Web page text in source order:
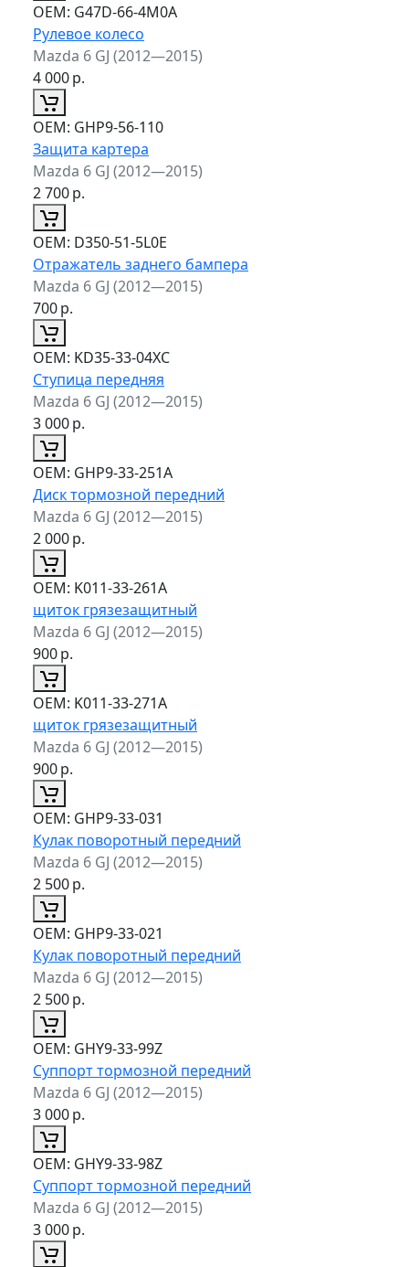
ОЕМ: G47D-66-4M0A
Рулевое колесо
Mazda 6 GJ (2012—2015)
4 000р.
ОЕМ: GHP9-56-110
Защита картера
Mazda 6 GJ (2012—2015)
2 700р.
ОЕМ: D350-51-5L0E
Отражатель заднего бампера
Mazda 6 GJ (2012—2015)
700р.
ОЕМ: KD35-33-04XC
Ступица передняя
Mazda 6 GJ (2012—2015)
3 000р.
ОЕМ: GHP9-33-251A
Диск тормозной передний
Mazda 6 GJ (2012—2015)
2 000р.
ОЕМ: K011-33-261A
щиток грязезащитный
Mazda 6 GJ (2012—2015)
900р.
ОЕМ: K011-33-271A
щиток грязезащитный
Mazda 6 GJ (2012—2015)
900р.
ОЕМ: GHP9-33-031
Кулак поворотный передний
Mazda 6 GJ (2012—2015)
2 500р.
ОЕМ: GHP9-33-021
Кулак поворотный передний
Mazda 6 GJ (2012—2015)
2 500р.
ОЕМ: GHY9-33-99Z
Суппорт тормозной передний
Mazda 6 GJ (2012—2015)
3 000р.
ОЕМ: GHY9-33-98Z
Суппорт тормозной передний
Mazda 6 GJ (2012—2015)
3 000р.